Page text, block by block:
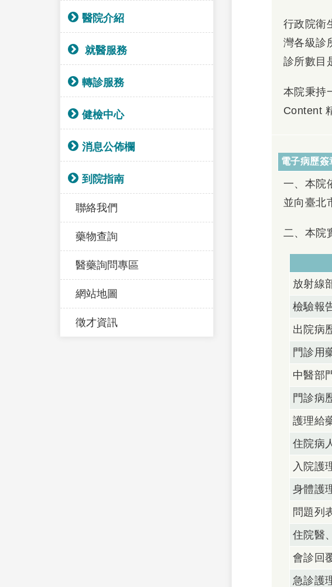
醫院介紹
就醫服務
轉診服務
健檢中心
消息公佈欄
到院指南
聯絡我們
藥物查詢
醫藥詢問專區
網站地圖
徵才資訊
行政院衛
灣各級診
診所數目
本院秉持
Content
電子病歷簽
一、本院
並向臺北
二、本院
放射線
檢驗報
出院病
門診用
中醫部
門診病
護理給
住院病
入院護
身體護
問題列
住院醫
會診回
急診護